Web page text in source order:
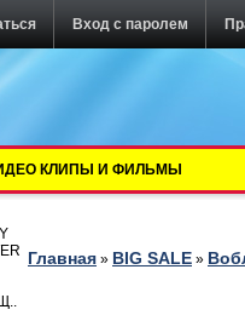
Вход с паролем
КЛИПЫ И ФИЛЬМЫ
Главная » BIG SALE »